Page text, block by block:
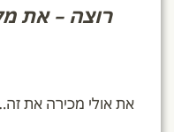
רוצה – את
את אולי מכירה את